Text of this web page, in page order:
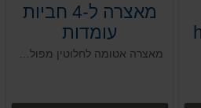
מאצרה ל-4 חביות
עומדות